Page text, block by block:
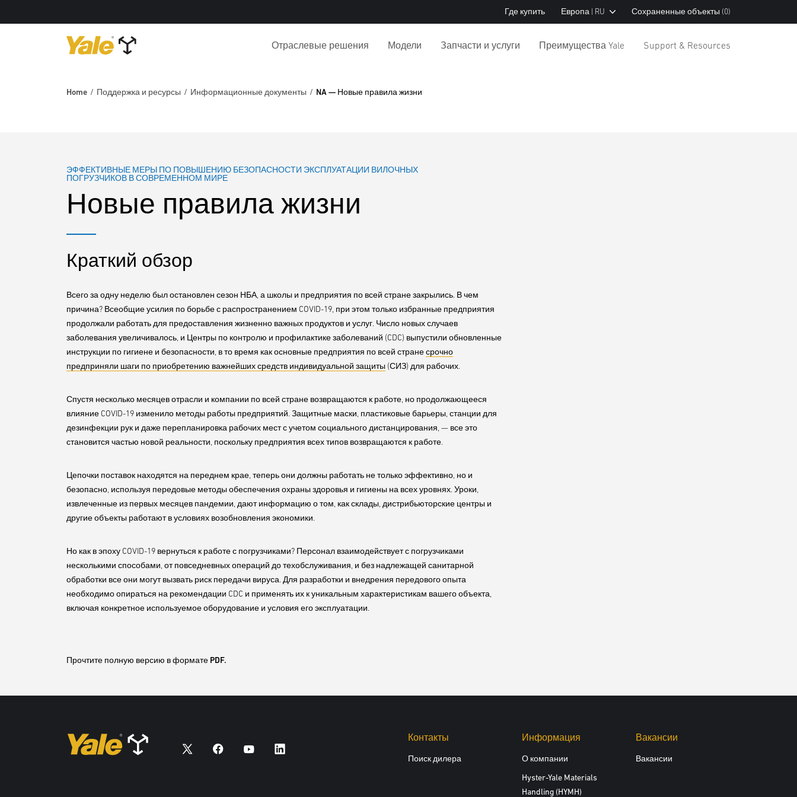
Где купить Европа | RU Сохраненные объекты (0)
Отраслевые решения Модели Запчасти и услуги Преимущества Yale Support & Resources
Home Поддержка и ресурсы Информационные документы NA — Новые правила жизни
ЭФФЕКТИВНЫЕ МЕРЫ ПО ПОВЫШЕНИЮ БЕЗОПАСНОСТИ ЭКСПЛУАТАЦИИ ВИЛОЧНЫХ
ПОГРУЗЧИКОВ В СОВРЕМЕННОМ МИРЕ
Новые правила жизни
Краткий обзор
Всего за одну неделю был остановлен сезон НБА, а школы и предприятия по всей стране закрылись. В чем
причина? Всеобщие усилия по борьбе с распространением COVID-19, при этом только избранные предприятия
продолжали работать для предоставления жизненно важных продуктов и услуг. Число новых случаев
заболевания увеличивалось, и Центры по контролю и профилактике заболеваний (CDC) выпустили обновленные
инструкции по гигиене и безопасности, в то время как основные предприятия по всей странесрочно
предприняли шаги по приобретению важнейших средств индивидуальной защиты (СИЗ) для рабочих.
Спустя несколько месяцев отрасли и компании по всей стране возвращаются к работе, но продолжающееся
влияние COVID-19 изменило методы работы предприятий. Защитные маски, пластиковые барьеры, станции для
дезинфекции рук и даже перепланировка рабочих мест с учетом социального дистанцирования, — все это
становится частью новой реальности, поскольку предприятия всех типов возвращаются к работе.
Цепочки поставок находятся на переднем крае, теперь они должны работать не только эффективно, но и
безопасно, используя передовые методы обеспечения охраны здоровья и гигиены на всех уровнях. Уроки,
извлеченные из первых месяцев пандемии, дают информацию о том, как склады, дистрибьюторские центры и
другие объекты работают в условиях возобновления экономики.
Но как в эпоху COVID-19 вернуться к работе с погрузчиками? Персонал взаимодействует с погрузчиками
несколькими способами, от повседневных операций до техобслуживания, и без надлежащей санитарной
обработки все они могут вызвать риск передачи вируса. Для разработки и внедрения передового опыта
необходимо опираться на рекомендации CDC и применять их к уникальным характеристикам вашего объекта,
включая конкретное используемое оборудование и условия его эксплуатации.
Прочтите полную версию в формате PDF.
Контакты
Поиск дилера
Информация
О компании
Hyster-Yale Materials
Handling (HYMH)
Вакансии
Вакансии